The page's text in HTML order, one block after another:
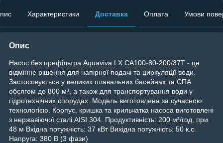
Характеристики Доставка Оплата Умови
Опис
Насос без префільтра Aquaviva LX CA100-80-200/37T - це
відмінне рішення для напірної подачі та циркуляції води.
Застосовується у великих плавальних басейнах та СПА
обсягом до 800 м³, а також для транспортування води у
гідротехнічних спорудах. Модель виготовлена за сучасною
технологією. Корпус, кришка та крильчатка насоса виготовлені
з нержавіючої сталі AISI 304. Продуктивність: 200 м³/год, при
48 м Вхідна потужність: 37 кВт Вихідна потужність: 50 к.с.
Напруга: 380 В (3 фази)